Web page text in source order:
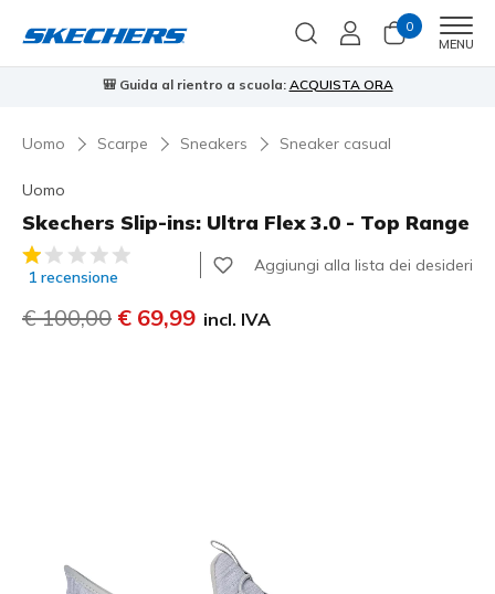
0
MENU
🎒 Guida al rientro a scuola: ACQUISTA ORA
Uomo Scarpe Sneakers Sneaker casual
Uomo
Skechers Slip-ins: Ultra Flex 3.0 - Top Range
Valutazione cliente 5 su 5
1 recensione
Aggiungi alla lista dei desideri
Prezzo ridotto da
€ 100,00 per
€ 69,99 incl. IVA